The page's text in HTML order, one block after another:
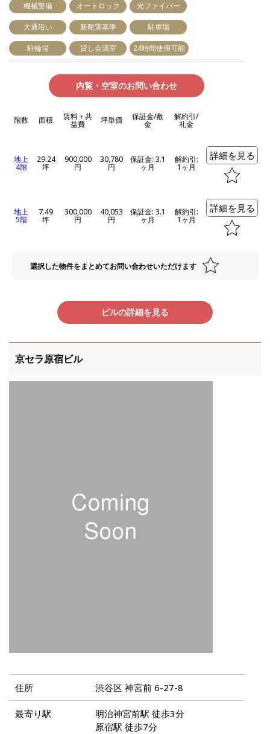
機械警備 オートロック 光ファイバー
大通沿い 新耐震基準 駐車場
駐輪場 貸し会議室 24時間使用可能
内覧・空室のお問い合わせ
階数 面積 賃料＋共
益費 坪単価 保証金/敷
金
解約引/
礼金
地上
4階
29.24
坪
900,000
円
30,780
円
保証金: 3.1
ヶ月
解約引:
1ヶ月
詳細を見る
地上
5階
7.49
坪
300,000
円
40,053
円
保証金: 3.1
ヶ月
解約引:
1ヶ月
詳細を見る
選択した物件をまとめてお問い合わせいただけます
ビルの詳細を見る
京セラ原宿ビル
住所 渋谷区 神宮前 6-27-8
最寄り駅
明治神宮前駅 徒歩3分
原宿駅 徒歩7分